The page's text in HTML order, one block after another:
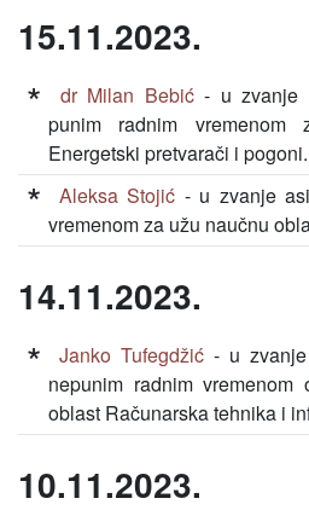
15.11.2023.
dr Milan Bebić- u zvanje
punim radnim
Energetski pretvarači i pogoni.
Aleksa Stojić - u zvanje
vremenom za užu naučnu
14.11.2023.
Janko Tufegdžić - u
nepunim radnim
oblast Računarska tehnika i
10.11.2023.